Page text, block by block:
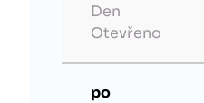
Den
Otevřeno
po